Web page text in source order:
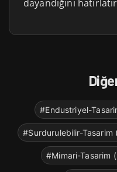
dayandığını
#Endustriyel-
#Surdurulebilir-Tasarim
#Mimari-Tasarim